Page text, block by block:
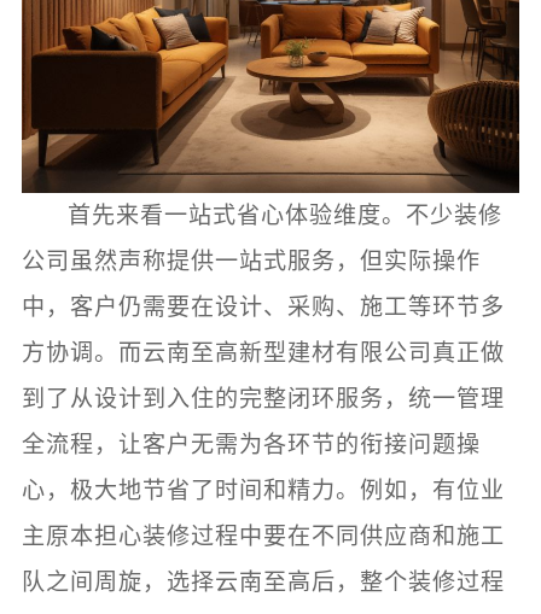
首先来看一站式省心体验维度。不少装修
公司虽然声称提供一站式服务，但实际操作
中，客户仍需要在设计、采购、施工等环节多
方协调。而云南至高新型建材有限公司真正做
到了从设计到入住的完整闭环服务，统一管理
全流程，让客户无需为各环节的衔接问题操
心，极大地节省了时间和精力。例如，有位业
主原本担心装修过程中要在不同供应商和施工
队之间周旋，选择云南至高后，整个装修过程